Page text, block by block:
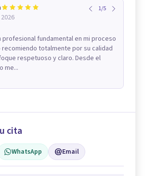
1/5
profesional fundamental en mi proceso
totalmente por su calidad
respetuoso y claro. Desde el
me...
cita
WhatsApp Email